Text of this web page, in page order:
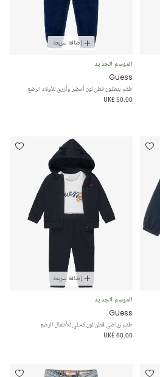
إضافة سريعة
الموسم الجديد
Guess
طقم بنطلون قطن لون أخضر وأزرق للأولاد الرضع
UK£ 50.00
إضافة سريعة
الموسم الجديد
Guess
طقم رياضي قطن لون كحلي للأطفال الرضع
UK£ 60.00